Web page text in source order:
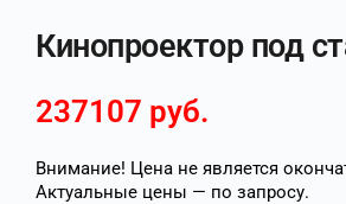
Кинопроектор под
237107 руб.
Внимание! Цена не является
Актуальные цены — по запросу.